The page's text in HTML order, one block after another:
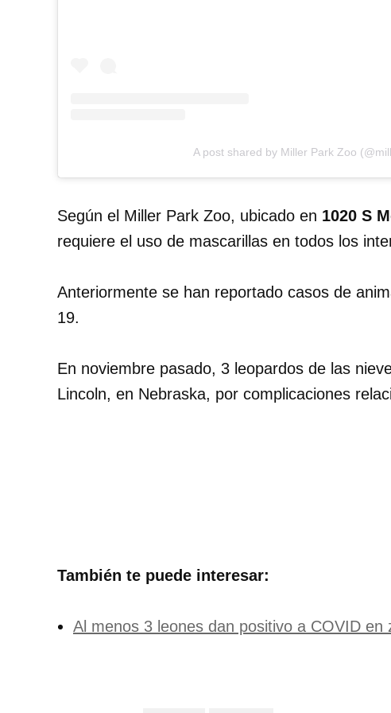
A post shared by Miller Park Zoo
Según el Miller Park Zoo, ubicado en 1020 S
requiere el uso de mascarillas en todos los
Anteriormente se han reportado casos de
19.
En noviembre pasado, 3 leopardos de las
Lincoln, en Nebraska, por complicaciones
También te puede interesar:
Al menos 3 leones dan positivo a COVID en